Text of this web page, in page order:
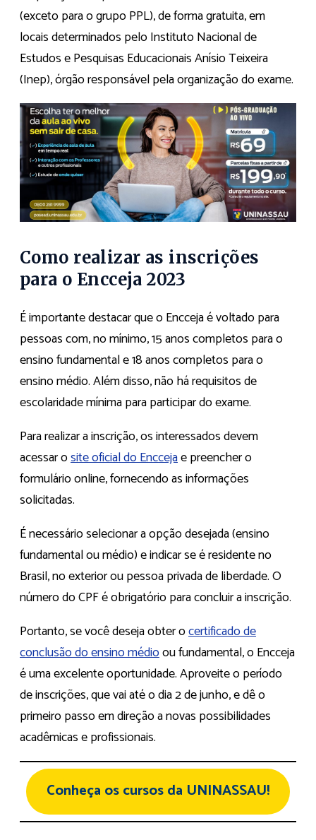
(exceto para o grupo PPL), de forma gratuita, em
locais determinados pelo Instituto Nacional de
Estudos e Pesquisas Educacionais Anísio Teixeira
(Inep), órgão responsável pela organização do exame.
Como realizar as inscrições
para o Encceja 2023
É importante destacar que o Encceja é voltado para
pessoas com, no mínimo, 15 anos completos para o
ensino fundamental e 18 anos completos para o
ensino médio. Além disso, não há requisitos de
escolaridade mínima para participar do exame.
Para realizar a inscrição, os interessados devem
acessar osite oficial do Enccejae preencher o
formulário online, fornecendo as informações
solicitadas.
É necessário selecionar a opção desejada (ensino
fundamental ou médio) e indicar se é residente no
Brasil, no exterior ou pessoa privada de liberdade. O
número do CPF é obrigatório para concluir a inscrição.
Portanto, se você deseja obter ocertificado de
conclusão do ensino médioou fundamental, o Encceja
é uma excelente oportunidade. Aproveite o período
de inscrições, que vai até o dia 2 de junho, e dê o
primeiro passo em direção a novas possibilidades
acadêmicas e profissionais.
Conheça os cursos da UNINASSAU!